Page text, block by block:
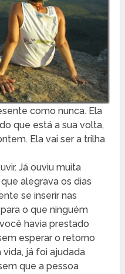
como nunca. Ela
que está a sua volta,
Ela vai ser a trilha
Já ouviu muita
alegrava os dias
se inserir nas
o que ninguém
havia prestado
esperar o retorno
já foi ajudada
que a pessoa